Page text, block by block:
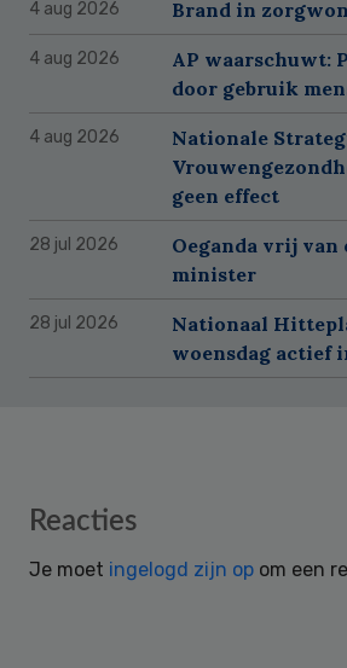
4 aug 2026 Brand in
4 aug 2026
AP waarschuwt:
door gebruik
4 aug 2026
Nationale
geen effect
28 jul 2026
Oeganda vrij van
minister
28 jul 2026
Nationaal
woensdag actief
Reader
Reacties
Je moet ingelogd zijn op om een